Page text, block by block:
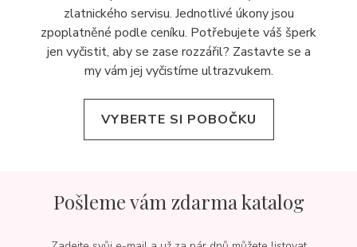
zlatnického servisu. Jednotlivé úkony jsou
zpoplatněné podle ceníku. Potřebujete váš šperk
jen vyčistit, aby se zase rozzářil? Zastavte se a
my vám jej vyčistíme ultrazvukem.
VYBERTE SI POBOČKU
Pošleme vám zdarma katalog